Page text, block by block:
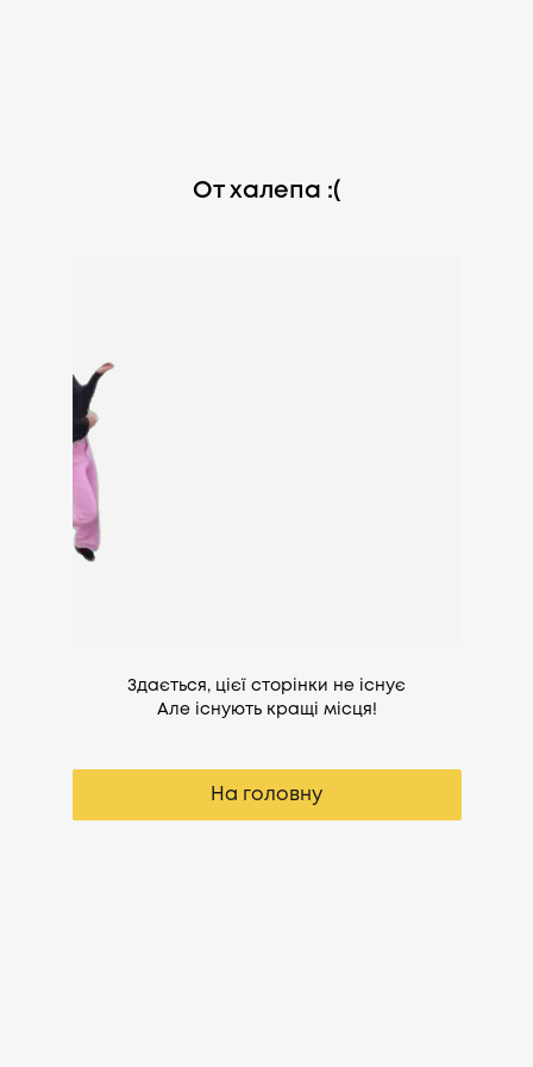
От халепа :(
Здається, цієї сторінки не існує
Але існують кращі місця!
На головну